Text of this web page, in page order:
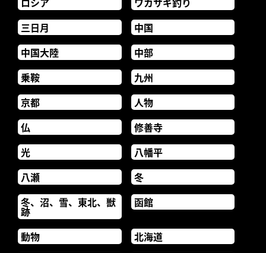
三日月
中国
中国大陸
中部
乗鞍
九州
京都
人物
仏
修善寺
光
八幡平
八瀬
冬
冬、沼、雪、東北、獣
跡
函館
動物
北海道